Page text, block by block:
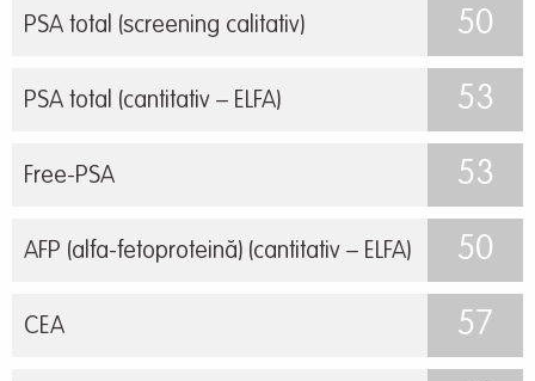
PSA total (screening calitativ) 50
PSA total (cantitativ – ELFA) 53
Free-PSA 53
AFP (alfa-fetoproteină) (cantitativ – ELFA) 50
CEA 57